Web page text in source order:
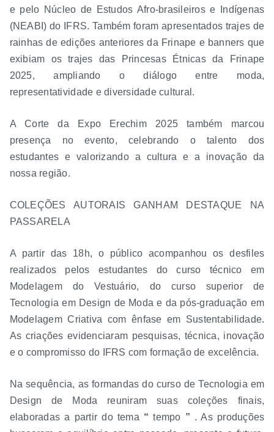
e pelo Núcleo de Estudos Afro-brasileiros e Indígenas
(NEABI) do IFRS. Também foram apresentados trajes de
rainhas de edições anteriores da Frinape e banners que
exibiam os trajes das Princesas Étnicas da Frinape
2025, ampliando o diálogo entre moda,
representatividade e diversidade cultural.
A Corte da Expo Erechim 2025 também marcou
presença no evento, celebrando o talento dos
estudantes e valorizando a cultura e a inovação da
nossa região.
COLEÇÕES AUTORAIS GANHAM DESTAQUE NA
PASSARELA
A partir das 18h, o público acompanhou os desfiles
realizados pelos estudantes do curso técnico em
Modelagem do Vestuário, do curso superior de
Tecnologia em Design de Moda e da pós-graduação em
Modelagem Criativa com ênfase em Sustentabilidade.
As criações evidenciaram pesquisas, técnica, inovação
e o compromisso do IFRS com formação de excelência.
Na sequência, as formandas do curso de Tecnologia em
Design de Moda reuniram suas coleções finais,
elaboradas a partir do tema “ tempo ” . As produções